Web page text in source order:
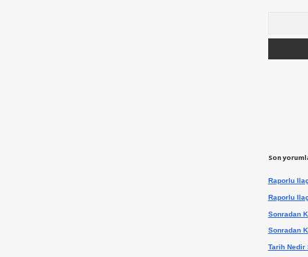
Son
Raporlu
Raporlu
Sonradan
Sonradan
Tarih Nedir